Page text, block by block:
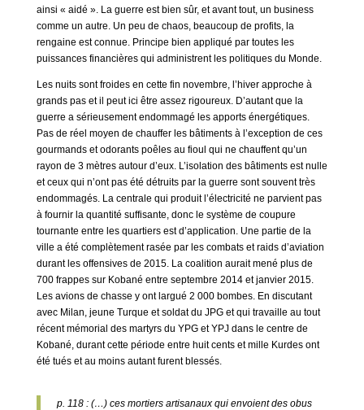
ainsi « aidé ». La guerre est bien sûr, et avant tout, un business
comme un autre. Un peu de chaos, beaucoup de profits, la
rengaine est connue. Principe bien appliqué par toutes les
puissances financières qui administrent les politiques du Monde.
Les nuits sont froides en cette fin novembre, l’hiver approche à
grands pas et il peut ici être assez rigoureux. D’autant que la
guerre a sérieusement endommagé les apports énergétiques.
Pas de réel moyen de chauffer les bâtiments à l’exception de ces
gourmands et odorants poêles au fioul qui ne chauffent qu’un
rayon de 3 mètres autour d’eux. L’isolation des bâtiments est nulle
et ceux qui n’ont pas été détruits par la guerre sont souvent très
endommagés. La centrale qui produit l’électricité ne parvient pas
à fournir la quantité suffisante, donc le système de coupure
tournante entre les quartiers est d’application. Une partie de la
ville a été complètement rasée par les combats et raids d’aviation
durant les offensives de 2015. La coalition aurait mené plus de
700 frappes sur Kobané entre septembre 2014 et janvier 2015.
Les avions de chasse y ont largué 2 000 bombes. En discutant
avec Milan, jeune Turque et soldat du JPG et qui travaille au tout
récent mémorial des martyrs du YPG et YPJ dans le centre de
Kobané, durant cette période entre huit cents et mille Kurdes ont
été tués et au moins autant furent blessés.
p. 118 : (…) ces mortiers artisanaux qui envoient des obus